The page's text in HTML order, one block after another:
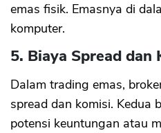
emas fisik. Emasnya di
komputer.
5. Biaya Spread dan
Dalam trading emas,
spread dan komisi. Kedua
potensi keuntungan atau